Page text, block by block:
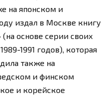
на японском и
издал в Москве книгу
основе серии своих
1991 годов), которая
также на
и финском
и корейское